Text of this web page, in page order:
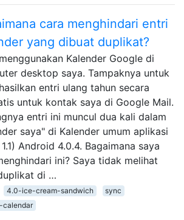
cara menghindari entri
yang dibuat duplikat?
Kalender Google di
desktop saya. Tampaknya untuk
entri ulang tahun secara
untuk kontak saya di Google Mail.
entri ini muncul dua kali dalam
saya" di Kalender umum aplikasi
Android 4.0.4. Bagaimana saya
ini? Saya tidak melihat
di …
4.0-ice-cream-sandwich
sync
calendar